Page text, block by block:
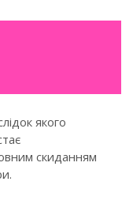
якого
скиданням